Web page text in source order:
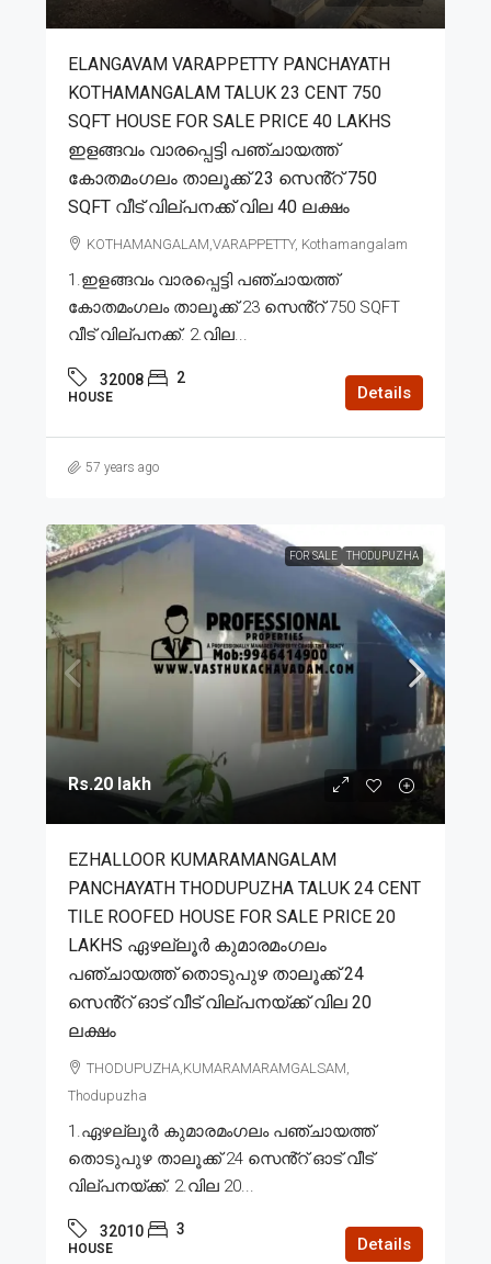
ELANGAVAM VARAPPETTY PANCHAYATH
KOTHAMANGALAM TALUK 23 CENT 750
SQFT HOUSE FOR SALE PRICE 40 LAKHS
ഇളങ്ങവം വാരപ്പെട്ടി പഞ്ചായത്ത്
കോതമംഗലം താലൂക്ക് 23 സെൻ്റ് 750
SQFT വീട് വില്പനക്ക് വില 40 ലക്ഷം
KOTHAMANGALAM,VARAPPETTY, Kothamangalam
1.ഇളങ്ങവം വാരപ്പെട്ടി പഞ്ചായത്ത്
കോതമംഗലം താലൂക്ക് 23 സെൻ്റ് 750 SQFT
വീട് വില്പനക്ക്. 2.വില...
32008 2
HOUSE Details
57 years ago
FOR SALE THODUPUZHA
Rs.20 lakh
EZHALLOOR KUMARAMANGALAM
PANCHAYATH THODUPUZHA TALUK 24 CENT
TILE ROOFED HOUSE FOR SALE PRICE 20
LAKHS ഏഴല്ലൂർ കുമാരമംഗലം
പഞ്ചായത്ത് തൊടുപുഴ താലൂക്ക് 24
സെൻ്റ് ഓട് വീട് വില്പനയ്ക്ക് വില 20
ലക്ഷം
THODUPUZHA,KUMARAMARAMGALSAM,
Thodupuzha
1.ഏഴല്ലൂർ കുമാരമംഗലം പഞ്ചായത്ത്
തൊടുപുഴ താലൂക്ക് 24 സെൻ്റ് ഓട് വീട്
വില്പനയ്ക്ക്. 2.വില 20...
32010 3
HOUSE Details